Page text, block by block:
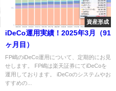
資産形成
iDeCo運用実績！2025年3月（91
ヶ月目）
FP嶋のiDeCo運用について、定期的にお見
せします。 FP嶋は楽天証券にてiDeCoを
運用しております。 iDeCoのシステムやお
すすめの...